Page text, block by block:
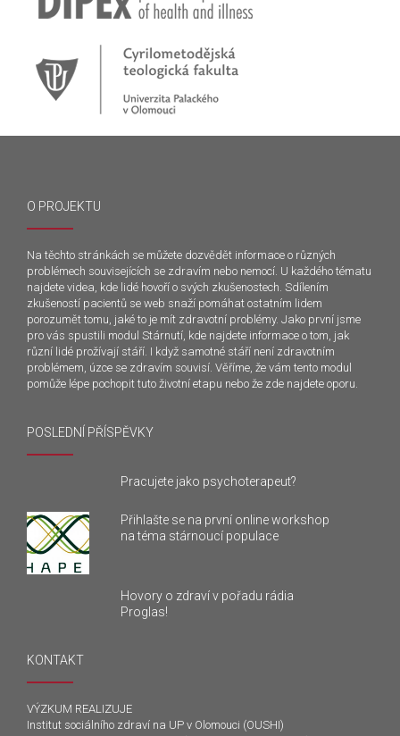
O PROJEKTU
Na těchto stránkách se můžete dozvědět informace o různých
problémech souvisejících se zdravím nebo nemocí. U každého tématu
najdete videa, kde lidé hovoří o svých zkušenostech. Sdílením
zkušeností pacientů se web snaží pomáhat ostatním lidem
porozumět tomu, jaké to je mít zdravotní problémy. Jako první jsme
pro vás spustili modul Stárnutí, kde najdete informace o tom, jak
různí lidé prožívají stáří. I když samotné stáří není zdravotním
problémem, úzce se zdravím souvisí. Věříme, že vám tento modul
pomůže lépe pochopit tuto životní etapu nebo že zde najdete oporu.
POSLEDNÍ PŘÍSPĚVKY
Pracujete jako psychoterapeut?
Přihlašte se na první online workshop
na téma stárnoucí populace
Hovory o zdraví v pořadu rádia
Proglas!
KONTAKT
VÝZKUM REALIZUJE
Institut sociálního zdraví na UP v Olomouci (OUSHI)